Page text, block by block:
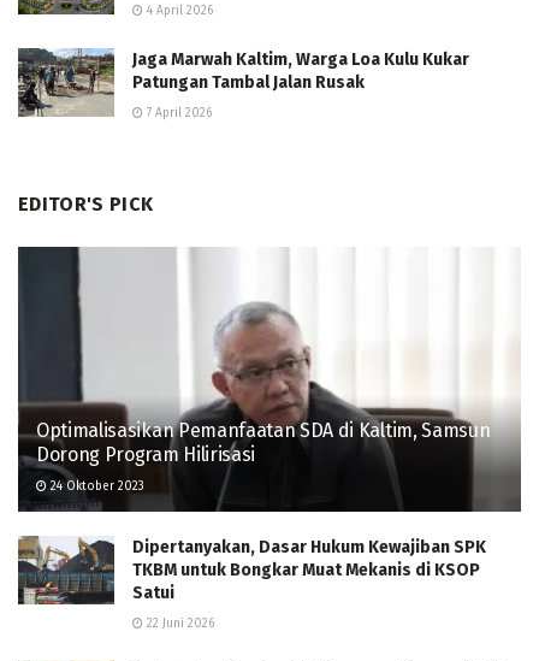
4 April 2026
Jaga Marwah Kaltim, Warga Loa Kulu Kukar
Patungan Tambal Jalan Rusak
7 April 2026
EDITOR'S PICK
Optimalisasikan Pemanfaatan SDA di Kaltim, Samsun
Dorong Program Hilirisasi
24 Oktober 2023
Dipertanyakan, Dasar Hukum Kewajiban SPK
TKBM untuk Bongkar Muat Mekanis di KSOP
Satui
22 Juni 2026